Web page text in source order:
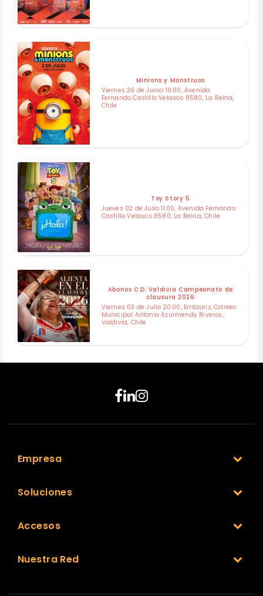
Minions y Monstruos
Viernes 26 de Junio 19:00, Avenida
Fernando Castillo Velasco 8580, La Reina,
Chile
Toy Story 5
Jueves 02 de Julio 11:00, Avenida Fernando
Castillo Velasco 8580, La Reina, Chile
Abonos C.D. Valdivia Campeonato de
clausura 2026
Viernes 03 de Julio 20:00, Errázuriz, Coliseo
Municipal Antonio Azurmendy Riveros,
Valdivia, Chile
Empresa
Soluciones
Accesos
Nuestra Red